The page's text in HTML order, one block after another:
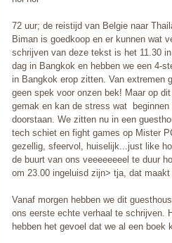
72 uur; de reistijd van Belgie naar
Biman is goedkoop en er kunnen wat
schrijven van deze tekst is het 11.30
dag in Bangkok en hebben we een 4-
in Bangkok erop zitten. Van extremen
geen spek voor onzen bek! Maar op
gemak en kan de stress wat
doorstaan. We zitten nu in een
tech schiet en fight games op Mister
gezellig, sfeervol, huiselijk...just like
de buurt van ons veeeeeeeel te duur
om 23.00 ingeluisd zijn> tja, dat
Vanaf morgen hebben we dit
ons eerste echte verhaal te schrijven.
hebben het gevoel dat we al een